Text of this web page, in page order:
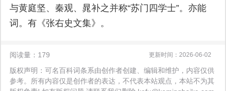
与黄庭坚、秦观、晁补之并称“苏门四学士”。亦能
词。有《张右史文集》。
阅读量：179 更新时间：2026-06-02
版权声明：可名百科词条系由创作者创建、编辑和维护，内容仅供
参考。所有内容仅是创作者的表达，不代表本站观点，本站不为其